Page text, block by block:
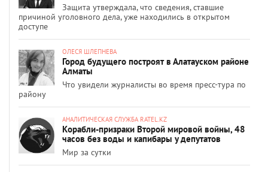
Защита утверждала, что сведения, ставшие
причиной уголовного дела, уже находились в открытом
доступе
ОЛЕСЯ ШЛЕПНЕВА
Город будущего построят в Алатауском районе
Алматы
Что увидели журналисты во время пресс-тура по
району
АНАЛИТИЧЕСКАЯ СЛУЖБА RATEL.KZ
Корабли-призраки Второй мировой войны, 48
часов без воды и капибары у депутатов
Мир за сутки